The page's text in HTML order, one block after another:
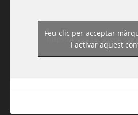
https://
Feu clic per acceptar
i activar aquest